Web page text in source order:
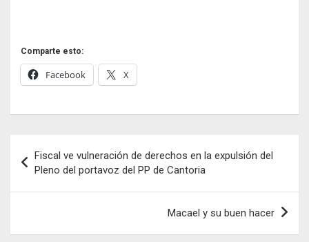
Comparte esto:
Facebook X
de
entradas
Fiscal ve vulneración de derechos en la expulsión del
Pleno del portavoz del PP de Cantoria
Macael y su buen hacer